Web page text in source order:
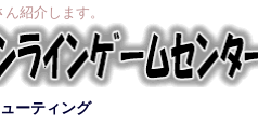
紹介します。
ーティング